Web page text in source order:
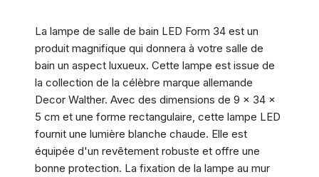
La lampe de salle de bain LED Form 34 est un
produit magnifique qui donnera à votre salle de
bain un aspect luxueux. Cette lampe est issue de
la collection de la célèbre marque allemande
Decor Walther. Avec des dimensions de 9 x 34 x
5 cm et une forme rectangulaire, cette lampe LED
fournit une lumière blanche chaude. Elle est
équipée d'un revêtement robuste et offre une
bonne protection. La fixation de la lampe au mur